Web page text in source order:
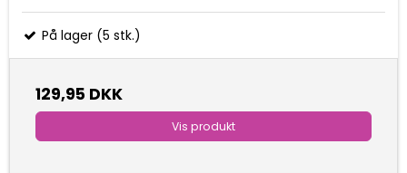
På lager (5 stk.)
129,95 DKK
Vis produkt